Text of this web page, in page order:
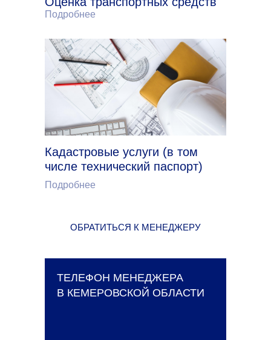
Подробнее
Кадастровые услуги (в том
числе технический паспорт)
Подробнее
ОБРАТИТЬСЯ К МЕНЕДЖЕРУ
ТЕЛЕФОН МЕНЕДЖЕРА
В КЕМЕРОВСКОЙ ОБЛАСТИ